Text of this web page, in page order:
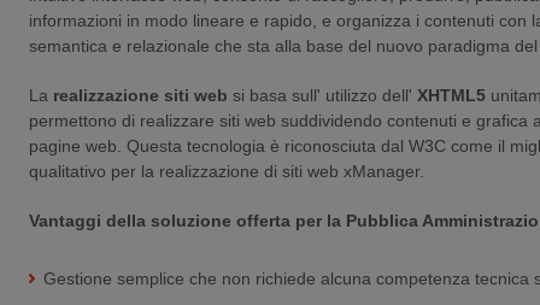
informazioni in modo lineare e rapido, e organizza i contenuti con
semantica e relazionale che sta alla base del nuovo paradigma
La realizzazione siti web si basa sull' utilizzo dell' XHTML5
permettono di realizzare siti web suddividendo contenuti e grafica
pagine web. Questa tecnologia è riconosciuta dal W3C come il
qualitativo per la realizzazione di siti web xManager.
Vantaggi della soluzione offerta per la Pubblica
Gestione semplice che non richiede alcuna competenza tecnica